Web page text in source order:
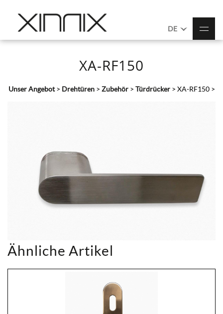
DE
XA-RF150
Unser Angebot> Drehtüren> Zubehör> Türdrücker> XA-RF150>
Ähnliche Artikel